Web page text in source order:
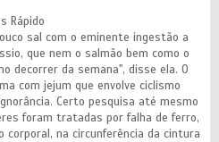
Rápido
sal com o eminente ingestão a
que nem o salmão bem como o
decorrer da semana", disse ela. O
com jejum que envolve ciclismo
Certo pesquisa até mesmo
foram tratadas por falha de ferro,
corporal, na circunferência da cintura